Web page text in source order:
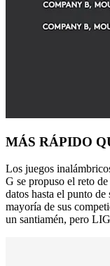
MÁS RÁPIDO
Los juegos
G se propuso el reto
datos hasta el punto
mayoría de sus
un santiamén, pero